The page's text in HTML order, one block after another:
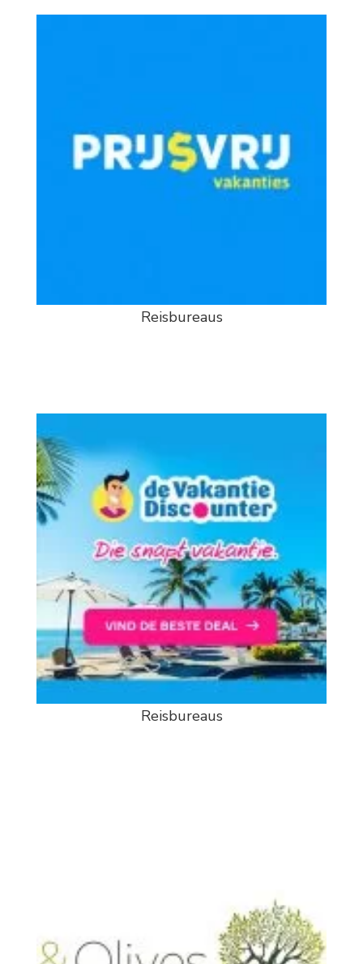
Reisbureaus
Reisbureaus